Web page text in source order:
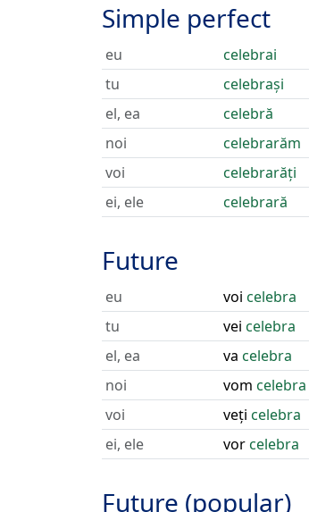
Simple perfect
eu
celebrai
tu
celebrași
el, ea
celebră
noi
celebrarăm
voi
celebrarăți
ei, ele
celebrară
Future
eu voi celebra
tu
vei celebra
el, ea
va celebra
noi
vom celebra
voi
veți celebra
ei, ele
vorcelebra
Future (popular)